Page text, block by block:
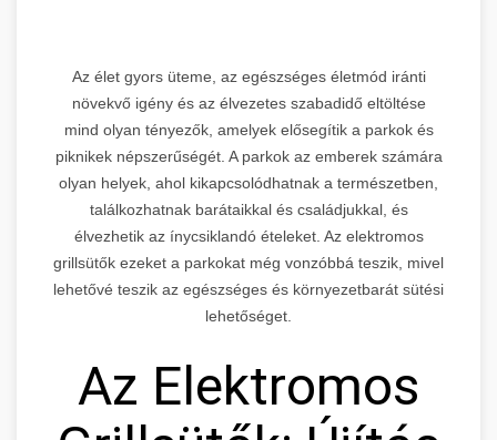
Az élet gyors üteme, az egészséges életmód iránti
növekvő igény és az élvezetes szabadidő eltöltése
mind olyan tényezők, amelyek elősegítik a parkok és
piknikek népszerűségét. A parkok az emberek számára
olyan helyek, ahol kikapcsolódhatnak a természetben,
találkozhatnak barátaikkal és családjukkal, és
élvezhetik az ínycsiklandó ételeket. Az elektromos
grillsütők ezeket a parkokat még vonzóbbá teszik, mivel
lehetővé teszik az egészséges és környezetbarát sütési
lehetőséget.
Az Elektromos